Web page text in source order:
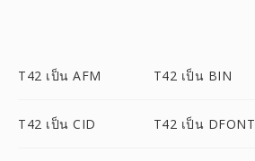
T42 เป็น AFM T42 เป็น BIN
T42 เป็น CID T42 เป็น DFONT